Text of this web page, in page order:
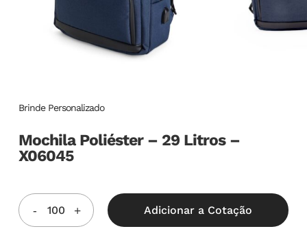
Brinde Personalizado
Mochila Poliéster – 29 Litros –
X06045
Adicionar a Cotação